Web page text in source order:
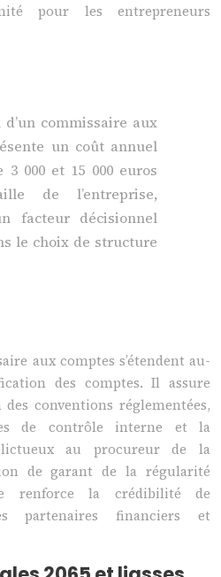
pour les entrepreneurs
d’un commissaire aux
un coût annuel
3 000 et 15 000 euros
de l’entreprise,
facteur décisionnel
le choix de structure
aux comptes s’étendent au-
des comptes. Il assure
conventions réglementées,
de contrôle interne et la
au procureur de la
de garant de la régularité
renforce la crédibilité de
partenaires financiers et